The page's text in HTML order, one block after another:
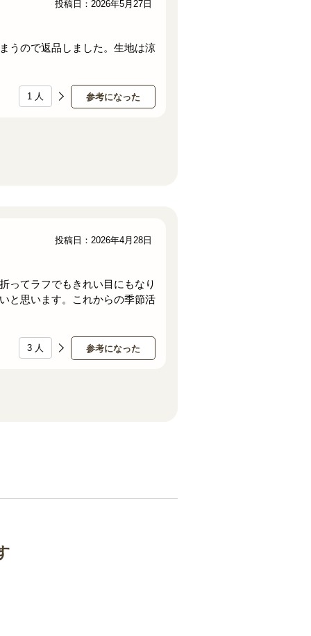
うので返品しました。生地は涼
参考になった
1 人
投稿日：2026年5月27日
ってラフでもきれい目にもなり
と思います。これからの季節活
参考になった
3 人
投稿日：2026年4月28日